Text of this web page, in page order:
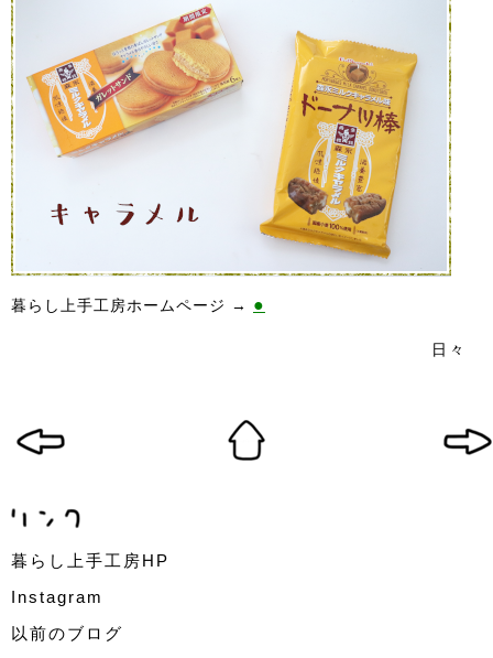
暮らし上手工房ホームページ → ●
日々
暮らし上手工房HP
Instagram
以前のブログ